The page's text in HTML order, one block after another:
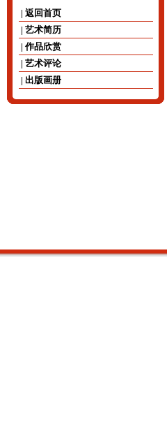
| 返回首页
| 艺术简历
| 作品欣赏
| 艺术评论
| 出版画册